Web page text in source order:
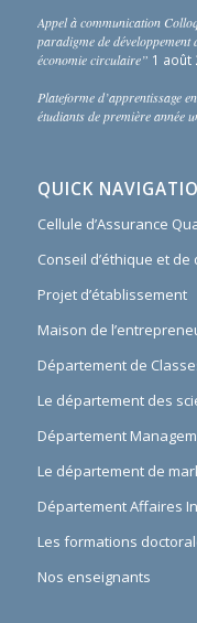
Appel à communication
paradigme de
économie circulaire” 1 août
Plateforme d’apprentissage
étudiants de première année
QUICK
Cellule d’Assurance
Conseil d’éthique et
Projet d’établissement
Maison de
Département de
Le département des
Département
Le département de
Département Affaires
Les formations
Nos enseignants